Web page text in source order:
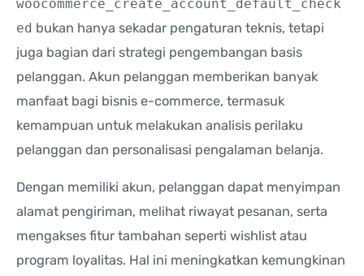
woocommerce_create_account_default_check
ed bukan hanya sekadar pengaturan teknis, tetapi
juga bagian dari strategi pengembangan basis
pelanggan. Akun pelanggan memberikan banyak
manfaat bagi bisnis e-commerce, termasuk
kemampuan untuk melakukan analisis perilaku
pelanggan dan personalisasi pengalaman belanja.
Dengan memiliki akun, pelanggan dapat menyimpan
alamat pengiriman, melihat riwayat pesanan, serta
mengakses fitur tambahan seperti wishlist atau
program loyalitas. Hal ini meningkatkan kemungkinan